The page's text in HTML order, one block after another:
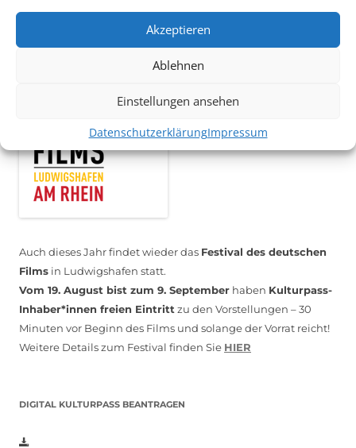
Akzeptieren
Ablehnen
Einstellungen ansehen
DatenschutzerklärungImpressum
*KULTURTIPP SOMMERPAUSE: FESTIVAL DES DEUTSCHEN FILMS*
Auch dieses Jahr findet wieder das Festival des deutschen
Films in Ludwigshafen statt.
Vom 19. August bist zum 9. September haben Kulturpass-
Inhaber*innen freien Eintritt zu den Vorstellungen – 30
Minuten vor Beginn des Films und solange der Vorrat reicht!
Weitere Details zum Festival finden Sie HIER
DIGITAL KULTURPASS BEANTRAGEN